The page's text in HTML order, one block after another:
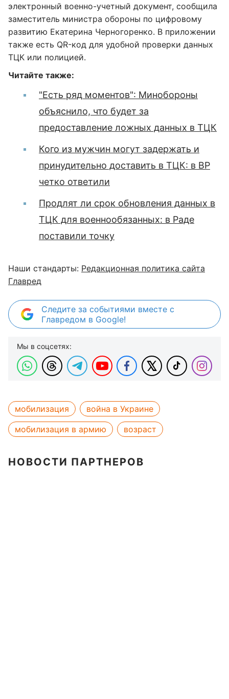
электронный военно-учетный документ, сообщила
заместитель министра обороны по цифровому
развитию Екатерина Черногоренко. В приложении
также есть QR-код для удобной проверки данных
ТЦК или полицией.
Читайте также:
"Есть ряд моментов": Минобороны
объяснило, что будет за
предоставление ложных данных в ТЦК
Кого из мужчин могут задержать и
принудительно доставить в ТЦК: в ВР
четко ответили
Продлят ли срок обновления данных в
ТЦК для военнообязанных: в Раде
поставили точку
Наши стандарты: Редакционная политика сайта
Главред
Следите за событиями вместе с
Главредом в Google!
Мы в соцсетях:
мобилизация
война в Украине
мобилизация в армию
возраст
НОВОСТИ ПАРТНЕРОВ